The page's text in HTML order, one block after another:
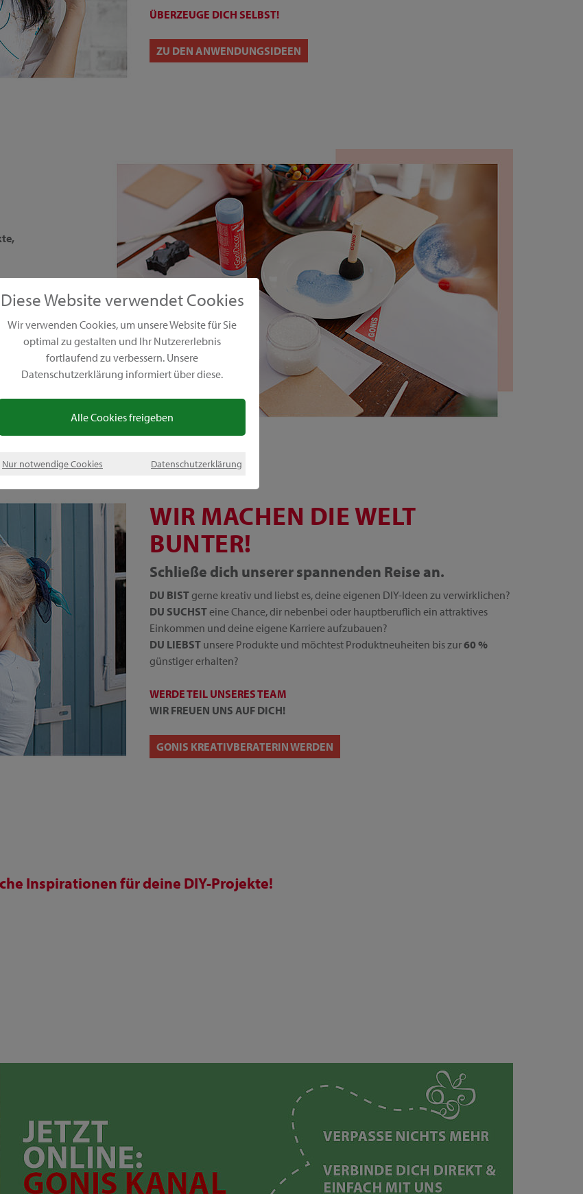
Diese Website verwendet Cookies
Wir verwenden Cookies, um unsere Website für Sie
optimal zu gestalten und Ihr Nutzererlebnis
fortlaufend zu verbessern. Unsere
Datenschutzerklärung informiert über diese.
Alle Cookies freigeben
Nur notwendige Cookies Datenschutzerklärung
ÜBERZEUGE DICH SELBST!
ZU DEN ANWENDUNGSIDEEN
Wir setzen auf
Beste: Sie sind
WIR MACHEN DIE WELT
BUNTER!
Schließe dich unserer spannenden Reise an.
DU BISTgerne kreativ und liebst es, deine eigenen DIY-Ideen zu verwirklichen?
DU SUCHSTeine Chance, dir nebenbei oder hauptberuflich ein attraktives
Einkommen und deine eigene Karriere aufzubauen?
DU LIEBST unsere Produkte und möchtest Produktneuheiten bis zur60 %
günstiger erhalten?
WERDE TEIL UNSERES TEAM
WIR FREUEN UNS AUF DICH!
GONIS KREATIVBERATERIN WERDEN
Inspirationen für deine DIY-Projekte!